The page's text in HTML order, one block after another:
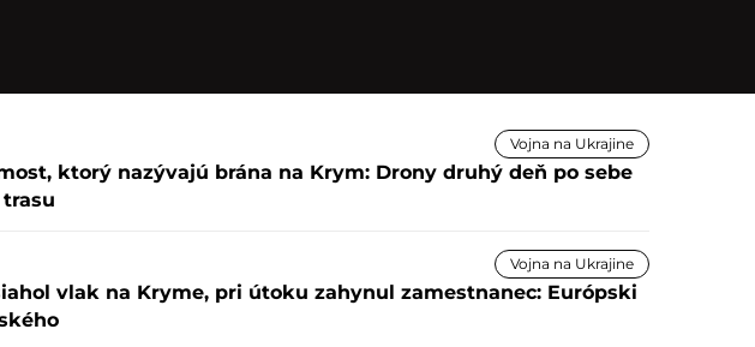
Vojna na Ukrajine
ktorý nazývajú brána na Krym: Drony druhý deň po sebe
Vojna na Ukrajine
vlak na Kryme, pri útoku zahynul zamestnanec: Európski